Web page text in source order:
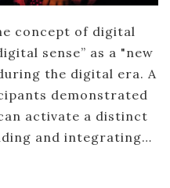
concept of digital
sense” as a "new
the digital era. A
demonstrated
activate a distinct
and integrating…